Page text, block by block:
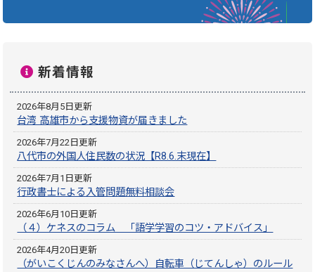
新着情報
2026年8月5日更新
台湾 高雄市から支援物資が届きました
2026年7月22日更新
八代市の外国人住民数の状況【R8.6.末現在】
2026年7月1日更新
行政書士による入管問題無料相談会
2026年6月10日更新
（４）ケネスのコラム 「語学学習のコツ・アドバイス」
2026年4月20日更新
（がいこくじんのみなさんへ）自転車（じてんしゃ）のルール